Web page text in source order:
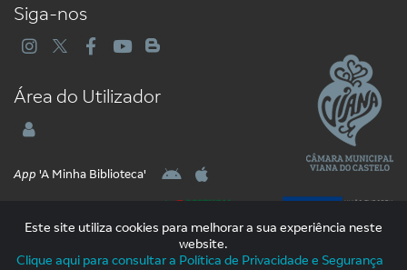
Siga-nos
Área do Utilizador
App 'A Minha Biblioteca'
Este site utiliza cookies para melhorar a sua experiência neste
website.
Clique aqui para consultar a Política de Privacidade e Segurança